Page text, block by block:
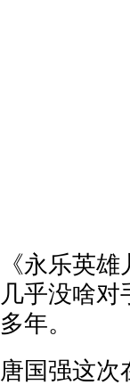
《永乐英
几乎没啥
多年。
唐国强这次